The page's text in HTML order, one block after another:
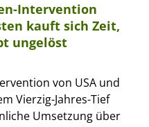
Intervention
kauft sich Zeit,
ungelöst
von USA und
Vierzig-Jahres-Tief
Umsetzung über